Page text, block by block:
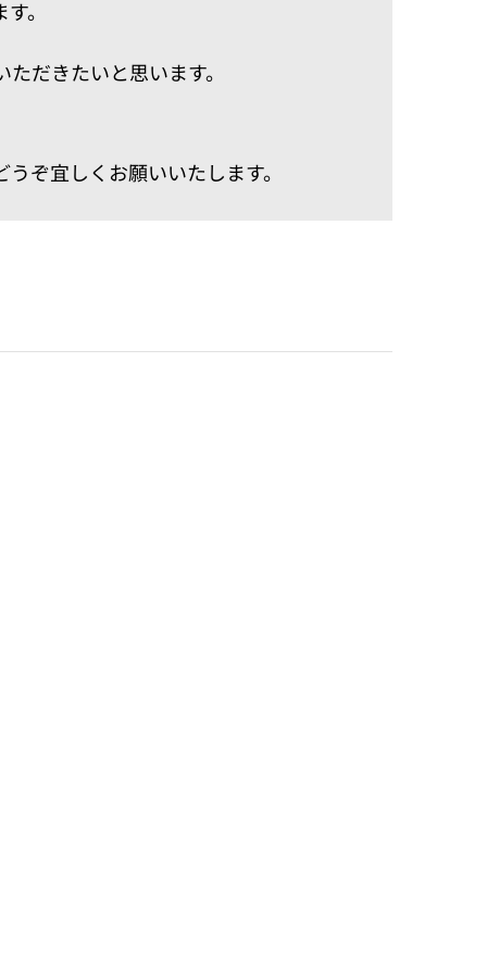
。
だきたいと思います。
ぞ宜しくお願いいたします。